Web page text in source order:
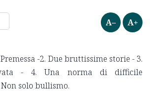
A– A+
-2. Due bruttissime storie - 3.
- 4. Una norma di difficile
solo bullismo.